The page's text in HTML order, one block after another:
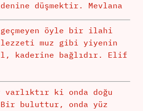
düşmektir. Mevlana
geçmeyen öyle bir ilahi
muz gibi yiyenin
kaderine bağlıdır. Elif
ki onda doğu
buluttur, onda yüz